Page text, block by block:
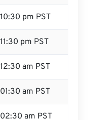
10:30 pm PST
11:30 pm PST
12:30 am PST
01:30 am PST
02:30 am PST